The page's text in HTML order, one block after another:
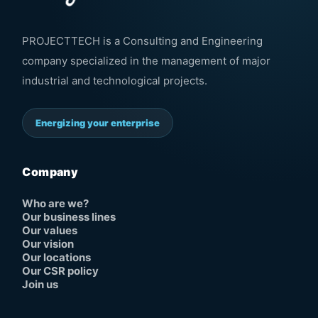
PROJECTTECH is a Consulting and Engineering
company specialized in the management of major
industrial and technological projects.
Energizing your enterprise
Company
Who are we?
Our business lines
Our values
Our vision
Our locations
Our CSR policy
Join us